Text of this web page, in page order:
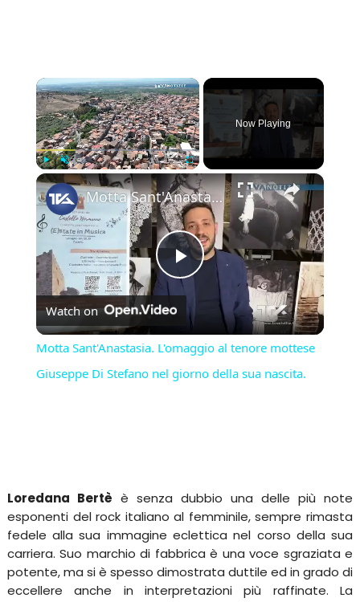
×
Play Unmute Fullscreen
Now Playing
×
Play
Video
Motta Sant'Anastasia. L'omaggio al tenore mottese Giuseppe Di Stefano nel giorno della sua nascita.
Watch on
Motta Sant'Anastasia. L'omaggio al tenore mottese
Giuseppe Di Stefano nel giorno della sua nascita.
Loredana Bertè è senza dubbio una delle più note
esponenti del rock italiano al femminile, sempre rimasta
fedele alla sua immagine eclettica nel corso della sua
carriera. Suo marchio di fabbrica è una voce sgraziata e
potente, ma si è spesso dimostrata duttile ed in grado di
eccellere anche in interpretazioni più raffinate. La